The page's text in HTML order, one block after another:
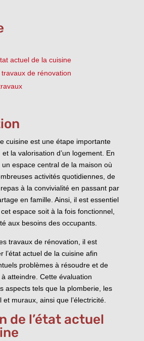
actuel de la cuisine
de rénovation
cuisine est une étape importante
et la valorisation d’un logement. En
espace central de la maison où
activités quotidiennes, de
à la convivialité en passant par
en famille. Ainsi, il est essentiel
espace soit à la fois fonctionnel,
aux besoins des occupants.
travaux de rénovation, il est
l’état actuel de la cuisine afin
problèmes à résoudre et de
atteindre. Cette évaluation
aspects tels que la plomberie, les
muraux, ainsi que l’électricité.
de l’état actuel